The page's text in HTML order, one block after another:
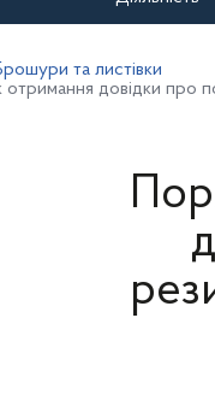
та листівки
отримання довідки про